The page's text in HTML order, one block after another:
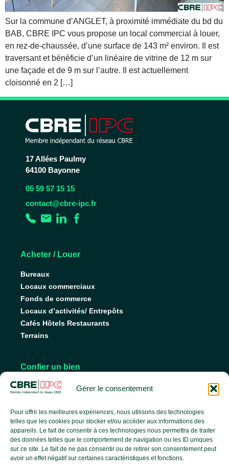
Gérer le consentement
Pour offrir les meilleures expériences, nous utilisons des technologies
telles que les cookies pour stocker et/ou accéder aux informations des
appareils. Le fait de consentir à ces technologies nous permettra de traiter
des données telles que le comportement de navigation ou les ID uniques
sur ce site. Le fait de ne pas consentir ou de retirer son consentement peut
avoir un effet négatif sur certaines caractéristiques et fonctions.
Sur la commune d’ANGLET, à proximité immédiate du bd du
BAB, CBRE IPC vous propose un local commercial à louer,
en rez-de-chaussée, d’une surface de 143 m² environ. Il est
traversant et bénéficie d’un linéaire de vitrine de 12 m sur
une façade et de 9 m sur l’autre. Il est actuellement
cloisonné en 2 […]
17 Allées Paulmy
64100 Bayonne
05 59 57 15 15
contact@cbre-ipc.fr
Acheter / Louer
Bureaux
Locaux commerciaux
Fonds de commerce
Locaux d’activités/ Entrepôts
Cafés Hôtels Restaurants
Terrains
Confier un bien
Nos conseils pour vendre
Faire gérer son bien
L’agence
L’équipe